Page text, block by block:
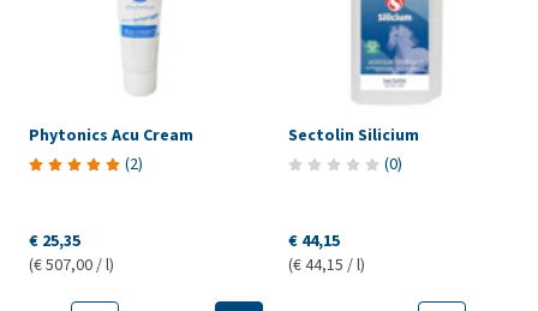
Phytonics Acu Cream
(2)
€ 25,35
(€ 507,00 / l)
Sectolin Silicium
(0)
€ 44,15
(€ 44,15 / l)